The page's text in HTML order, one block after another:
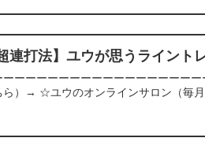
超連打法】ユウが思うライン
ーーーーーーーーーーーーーーーーー
ら）→ ☆ユウのオンラインサロン（毎